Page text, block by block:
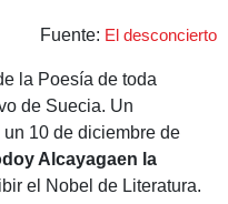
Fuente: El desconcierto
la Poesía de toda
de Suecia. Un
10 de diciembre de
Alcayagaen la
el Nobel de Literatura.